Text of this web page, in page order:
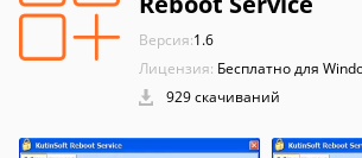
Версия:1.6
Лицензия: Бесплатно для
929 скачиваний